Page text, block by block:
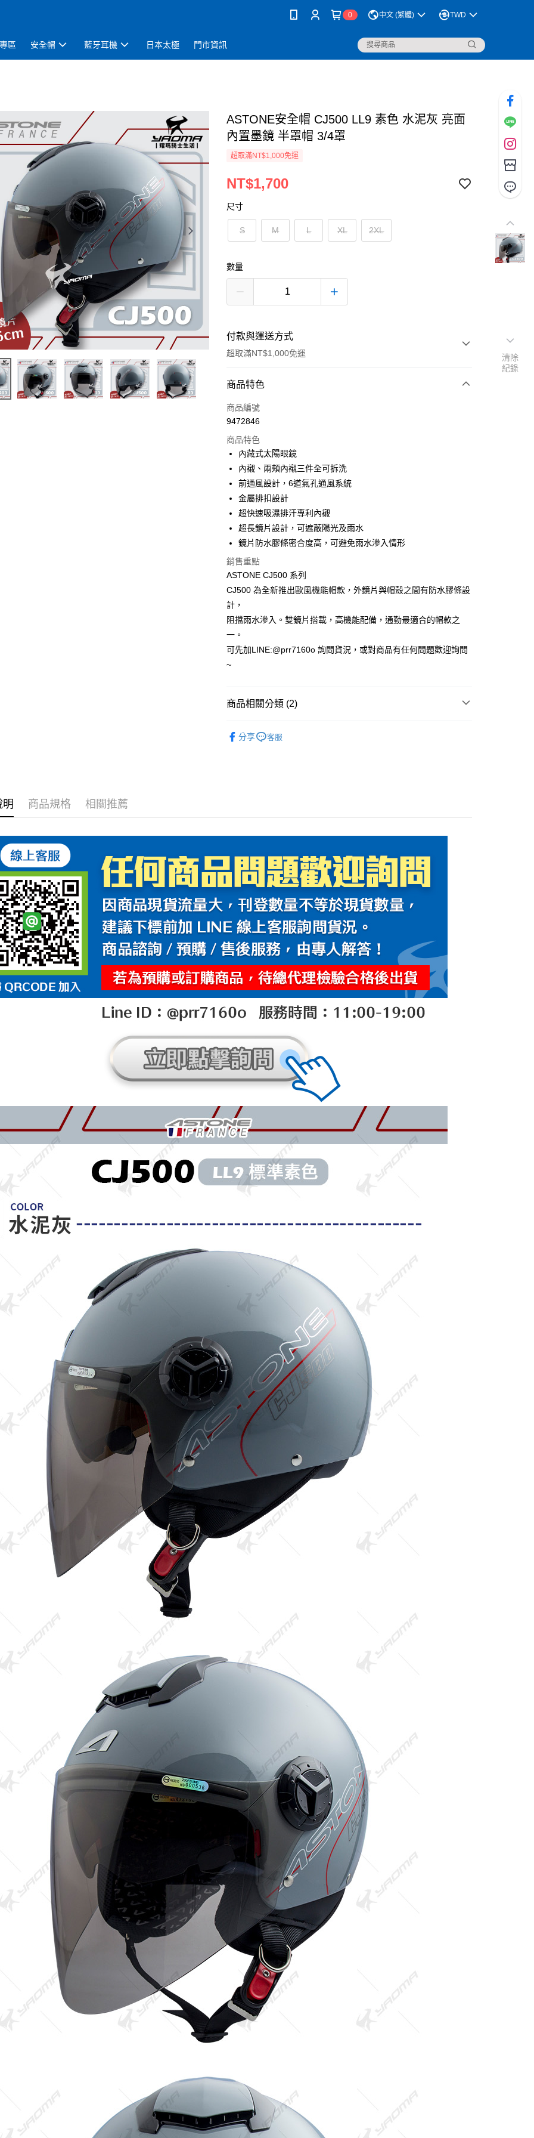
0 中文 (繁體) TWD
區 安全帽 藍牙耳機 日本太極 門市資訊
ASTONE安全帽 CJ500 LL9 素色 水泥灰 亮面
內置墨鏡 半罩帽 3/4罩
超取滿NT$1,000免運
NT$1,700
尺寸
S M L XL 2XL
數量
付款與運送方式
超取滿NT$1,000免運
付款方式
信用卡一次付款
Apple Pay
ATM付款
運送方式
全家取貨付款(安全帽一頂以上請選宅配)
每筆NT$60，滿NT$1,000(含以上)免運費
7-11取貨付款(安全帽一頂以上請選宅配)
每筆NT$60，滿NT$1,000(含以上)免運費
宅配
每筆NT$100，滿NT$1,000(含以上)免運費
商品特色
商品編號
9472846
商品特色
內藏式太陽眼鏡
內襯、兩頰內襯三件全可拆洗
前通風設計，6道氣孔通風系統
金屬排扣設計
超快速吸濕排汗專利內襯
超長鏡片設計，可遮蔽陽光及雨水
鏡片防水膠條密合度高，可避免雨水滲入情形
銷售重點
ASTONE CJ500 系列
CJ500 為全新推出歐風機能帽款，外鏡片與帽殼之間有防水膠條設
計，
阻擋雨水滲入。雙鏡片搭載，高機能配備，通勤最適合的帽款之
一。
可先加LINE:@prr7160o 詢問貨況，或對商品有任何問題歡迎詢問
~
商品相關分類 (2)
分享 客服
明 商品規格 相關推薦
清除
紀錄